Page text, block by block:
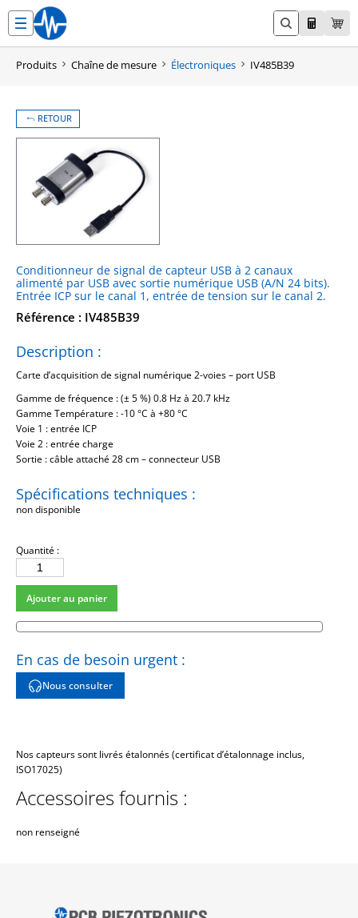
contenu
Produits Chaîne de mesure Électroniques IV485B39
RETOUR
Conditionneur de signal de capteur USB à 2 canaux
alimenté par USB avec sortie numérique USB (A/N 24 bits).
Entrée ICP sur le canal 1, entrée de tension sur le canal 2.
Référence : IV485B39
Spécifications techniques :
non disponible
Description :
Carte d’acquisition de signal numérique 2-voies – port USB
Gamme de fréquence : (± 5 %) 0.8 Hz à 20.7 kHz
Gamme Température : -10 °C à +80 °C
Voie 1 : entrée ICP
Voie 2 : entrée charge
Sortie : câble attaché 28 cm – connecteur USB
Quantité :
quantité
de
IV485B39
Ajouter au panier
En cas de besoin urgent :
Nous consulter
Nos capteurs sont livrés étalonnés (certificat d’étalonnage inclus,
ISO17025)
Accessoires fournis :
non renseigné